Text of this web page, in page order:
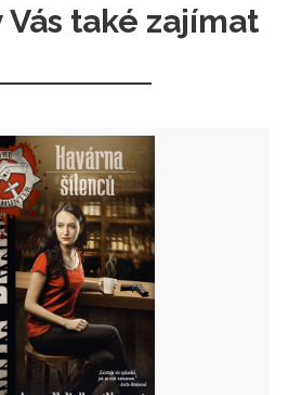
Vás také zajímat